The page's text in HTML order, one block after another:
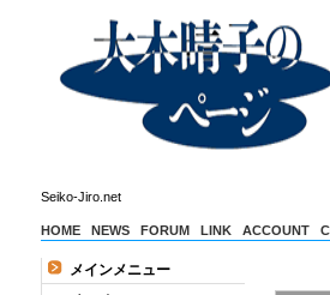
Seiko-Jiro.net
HOME NEWS FORUM LINK ACCOUNT
メインメニュー